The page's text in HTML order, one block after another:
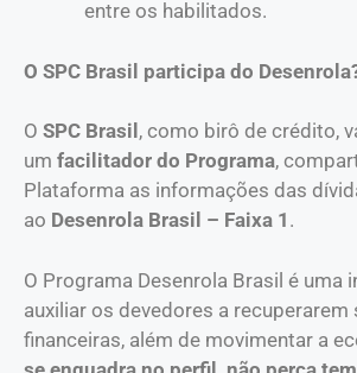
entre os habilitados.
O SPC Brasil participa do
O SPC Brasil , como birô de crédito,
um facilitador do Programa,
Plataforma as informações das
ao Desenrola Brasil – Faixa 1 .
O Programa Desenrola Brasil é uma
auxiliar os devedores a recuperarem
financeiras, além de movimentar a